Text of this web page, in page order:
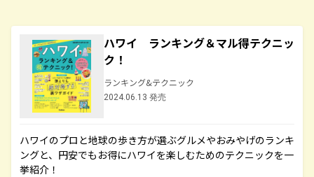
ハワイ ランキング＆マル得テクニッ
ク！
ランキング&テクニック
2024.06.13 発売
ハワイのプロと地球の歩き方が選ぶグルメやおみやげのランキ
ングと、円安でもお得にハワイを楽しむためのテクニックを一
挙紹介！